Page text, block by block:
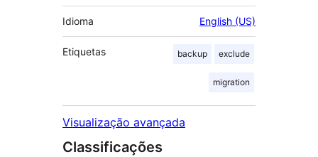
Idioma English (US)
Etiquetas backup exclude
migration
Visualização avançada
Classificações